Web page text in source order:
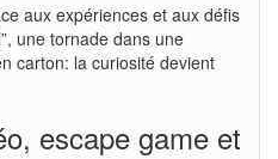
aux expériences et aux défis
une tornade dans une
carton: la curiosité devient
escape game et